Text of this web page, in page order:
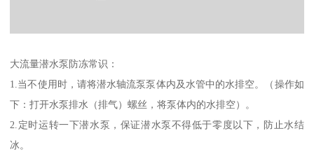
大流量潜水泵防冻常识：
1.当不使用时，请将潜水轴流泵泵体内及水管中的水排空。（操作如
下：打开水泵排水（排气）螺丝，将泵体内的水排空）。
2.定时运转一下潜水泵，保证潜水泵不得低于零度以下，防止水结
冰。